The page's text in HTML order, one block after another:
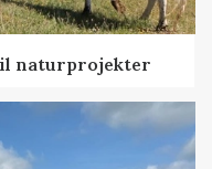
naturprojekter